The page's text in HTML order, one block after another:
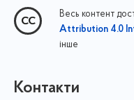
Весь контент
Attribution 4.0
інше
Контакти